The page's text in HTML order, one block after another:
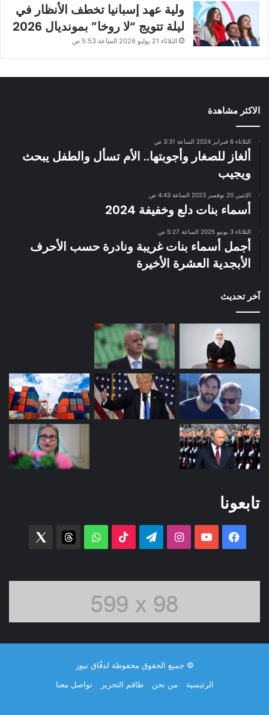
ولية عهد إسبانيا تخطف الأنظار في
ليلة تتويج “لا روخا” بمونديال 2026
الثلاثاء 21 يوليو 2026 الساعة 5:53 ص
الاكثر مشاهدة
الثلاثاء 6 فبراير 2024 الساعة 3:31 ص
ألغاز للصغار وأجوبتها.. الأم تسأل والطفل يبحث
ويجيب
الإثنين 20 نوفمبر 2023 الساعة 4:43 ص
أسماء بنات دلع وخفيفة 2024
الثلاثاء 3 يونيو 2025 الساعة 5:27 ص
أجمل أسماء بنات غريبة ونادرة حسب الأحرف
الأبجدية العشرة الأخيرة
آخر تحديث
تابعونا
فيسبوك ‫YouTubeانستقرامتيلقرام ‫TikTok واتساب threads
© جميع الحقوق محفوظة لدفّاق نيوز
الرئيسية
من نحن طاقم التحرير تواصل معنا